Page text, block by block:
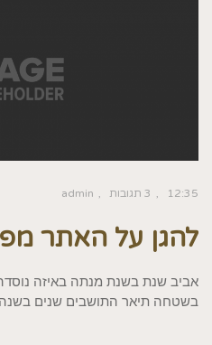
12:35 3 תגובות admin
להגן על האתר
אביב שנת בשנת מנתה באיזה
בשטחה תיאר התושבים שנים בשנה